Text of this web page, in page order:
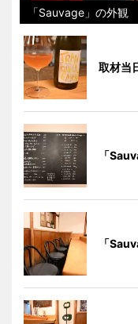
「Sauvage」の外観
取材当
「
「